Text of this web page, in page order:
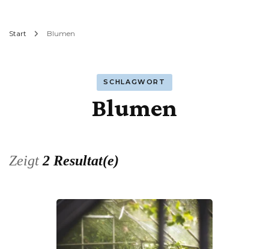
Start Blumen
SCHLAGWORT
Blumen
Zeigt 2 Resultat(e)